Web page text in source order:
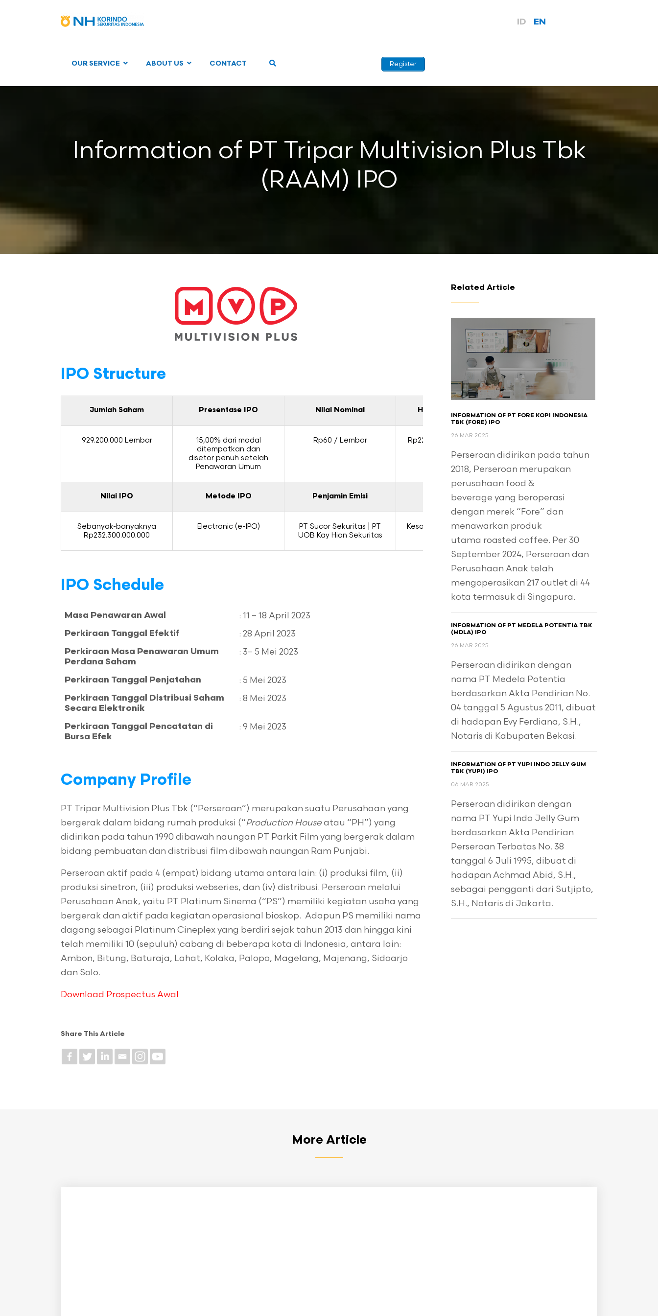
OUR SERVICE ABOUT US CONTACT Register
ID EN
Information of PT Tripar Multivision Plus Tbk
(RAAM) IPO
IPO Structure
Jumlah Saham Presentase IPO Nilai Nominal Harga Penawaran
929.200.000 Lembar
15,00% dari modal
ditempatkan dan
disetor penuh setelah
Penawaran Umum
Rp60 / Lembar Rp224 – Rp250 / Lembar
Nilai IPO Metode IPO Penjamin Emisi Jenis Penjamin
Sebanyak-banyaknya
Rp232.300.000.000
Electronic (e-IPO)
PT Sucor Sekuritas | PT
UOB Kay Hian Sekuritas
Kesanggupan Penuh (Full
Commitment)
IPO Schedule
Masa Penawaran Awal : 11 – 18 April 2023
Perkiraan Tanggal Efektif : 28 April 2023
Perkiraan Masa Penawaran Umum
Perdana Saham
: 3– 5 Mei 2023
Perkiraan Tanggal Penjatahan : 5 Mei 2023
Perkiraan Tanggal Distribusi Saham
Secara Elektronik
: 8 Mei 2023
Perkiraan Tanggal Pencatatan di
Bursa Efek
: 9 Mei 2023
Company Profile
PT Tripar Multivision Plus Tbk (“Perseroan”) merupakan suatu Perusahaan yang
bergerak dalam bidang rumah produksi (“Production Houseatau “PH”) yang
didirikan pada tahun 1990 dibawah naungan PT Parkit Film yang bergerak dalam
bidang pembuatan dan distribusi film dibawah naungan Ram Punjabi.
Perseroan aktif pada 4 (empat) bidang utama antara lain: (i) produksi film, (ii)
produksi sinetron, (iii) produksi webseries, dan (iv) distribusi. Perseroan melalui
Perusahaan Anak, yaitu PT Platinum Sinema (“PS”) memiliki kegiatan usaha yang
bergerak dan aktif pada kegiatan operasional bioskop. Adapun PS memiliki nama
dagang sebagai Platinum Cineplex yang berdiri sejak tahun 2013 dan hingga kini
telah memiliki 10 (sepuluh) cabang di beberapa kota di Indonesia, antara lain:
Ambon, Bitung, Baturaja, Lahat, Kolaka, Palopo, Magelang, Majenang, Sidoarjo
dan Solo.
Download Prospectus Awal
Share This Article
Related Article
INFORMATION OF PT FORE KOPI INDONESIA
TBK (FORE) IPO
26 MAR 2025
Perseroan didirikan pada tahun
2018, Perseroan merupakan
perusahaan food &
beverage yang beroperasi
dengan merek “Fore” dan
menawarkan produk
utama roasted coffee. Per 30
September 2024, Perseroan dan
Perusahaan Anak telah
mengoperasikan 217 outlet di 44
kota termasuk di Singapura.
INFORMATION OF PT MEDELA POTENTIA TBK
(MDLA) IPO
26 MAR 2025
Perseroan didirikan dengan
nama PT Medela Potentia
berdasarkan Akta Pendirian No.
04 tanggal 5 Agustus 2011, dibuat
di hadapan Evy Ferdiana, S.H.,
Notaris di Kabupaten Bekasi.
INFORMATION OF PT YUPI INDO JELLY GUM
TBK (YUPI) IPO
06 MAR 2025
Perseroan didirikan dengan
nama PT Yupi Indo Jelly Gum
berdasarkan Akta Pendirian
Perseroan Terbatas No. 38
tanggal 6 Juli 1995, dibuat di
hadapan Achmad Abid, S.H.,
sebagai pengganti dari Sutjipto,
S.H., Notaris di Jakarta.
More Article